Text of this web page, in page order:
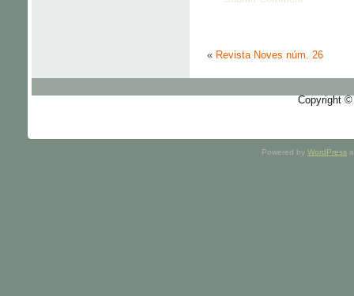
« Revista Noves núm. 26
Copyright ©
Powered by WordPress